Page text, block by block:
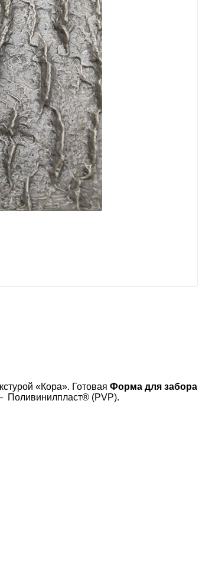
«Кора». Готовая Форма для забора
Поливинилпласт® (PVP).